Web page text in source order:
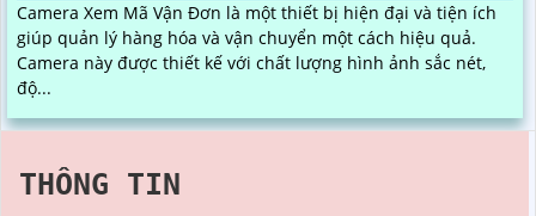
Camera Xem Mã Vận Đơn là một thiết bị hiện đại và tiện ích
giúp quản lý hàng hóa và vận chuyển một cách hiệu quả.
Camera này được thiết kế với chất lượng hình ảnh sắc nét,
độ...
THÔNG TIN